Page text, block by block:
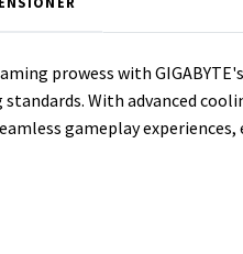
prowess with
standards. With advanced
gameplay